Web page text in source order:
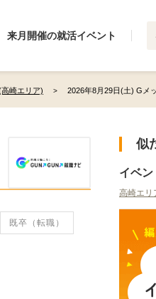
来月開催の就活イベント
崎エリア) 2026年8月29日(土) Gメ
既卒（転職）
似
イベン
高崎エリ